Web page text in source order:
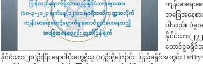
ကျန်းမာရေး
အခြေအနေစ
ပါသည်။ ပဲခူးခ
နိုင်ငံသား(၂၇၂
တောင်ငူခရိုင်အ
နိုင်ငံသား(၂၀)ဦးပြီး ရောဂါပိုးတွေ့ရှိသူ (၈)ဦးရှိကြောင်း၊ ပြည်ခရိုင်အတွင်း Facility